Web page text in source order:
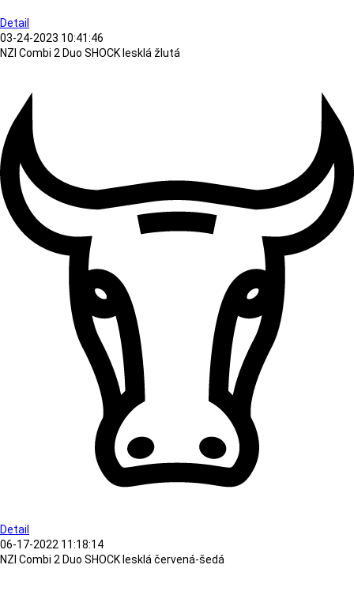
Detail
03-24-2023 10:41:46
NZI Combi 2 Duo SHOCK lesklá žlutá
Detail
06-17-2022 11:18:14
NZI Combi 2 Duo SHOCK lesklá červená-šedá